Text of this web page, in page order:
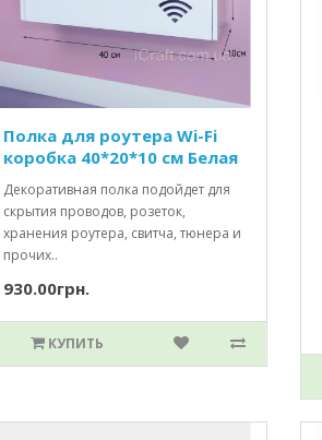
Полка для роутера Wi-Fi
коробка 40*20*10 см Белая
Декоративная полка подойдет для
скрытия проводов, розеток,
хранения роутера, свитча, тюнера и
прочих..
930.00грн.
КУПИТЬ